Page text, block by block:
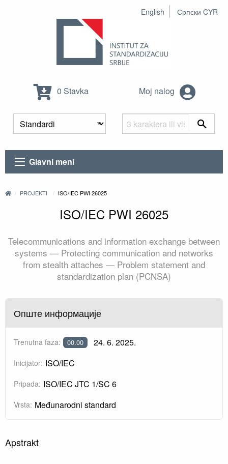
English Српски CYR
0 Stavka Moj nalog
Glavni meni
PROJEKTI ISO/IEC PWI 26025
ISO/IEC PWI 26025
Telecommunications and information exchange between
systems — Protecting communication and networks
from stealth attaches — Problem statement and
standardization plan (PCNSA)
Опште информације
Trenutna faza: 00.00 24. 6. 2025.
Inicijator: ISO/IEC
Pripada: ISO/IEC JTC 1/SC 6
Vrsta: Međunarodni standard
Apstrakt